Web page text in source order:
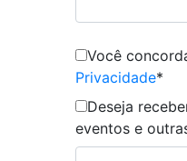
Você
Privacidade*
Deseja
eventos e